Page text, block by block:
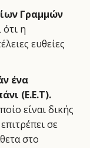
Γραμμών
ότι η
ευθείες
ένα
(Ε.Ε.Τ).
είναι δικής
σε
στο